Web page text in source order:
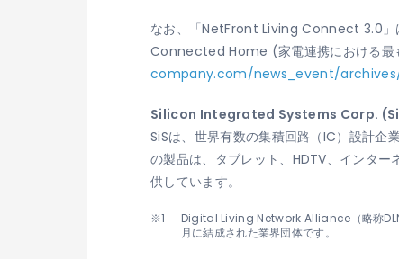
なお、「NetFront Living Connect 3.0
Connected Home (家電連携における最
company.com/news_event/archives/
Silicon Integrated Systems Corp.
SiSは、世界有数の集積回路（IC）設計
の製品は、タブレット、HDTV、インタ
供しています。
Digital Living Network Alliance（略称
月に結成された業界団体です。